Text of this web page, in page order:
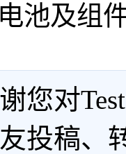
池及组
您对
投稿、